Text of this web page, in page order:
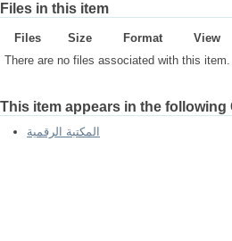
Files in this item
Files Size Format
View
There are no files associated with this item.
This item appears in the following
المكتبة الرقمية